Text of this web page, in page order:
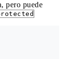
pero puede